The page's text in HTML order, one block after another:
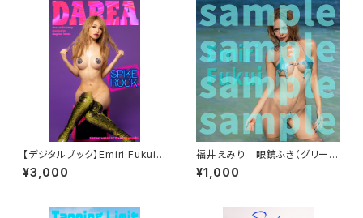
【デジタルブック】Emiri Fukui
「SPIKE ROCK」DAREA drea
m factory magazine
¥3,000
福井えみり 眼鏡ふき（グリーン
スター）
¥1,000